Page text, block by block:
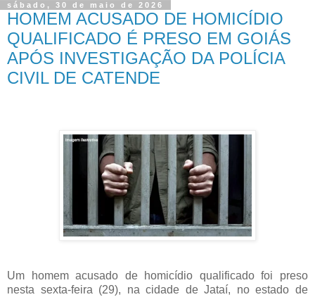
sábado, 30 de maio de 2026
HOMEM ACUSADO DE HOMICÍDIO
QUALIFICADO É PRESO EM GOIÁS
APÓS INVESTIGAÇÃO DA POLÍCIA
CIVIL DE CATENDE
Um homem acusado de homicídio qualificado foi preso
nesta sexta-feira (29), na cidade de Jataí, no estado de